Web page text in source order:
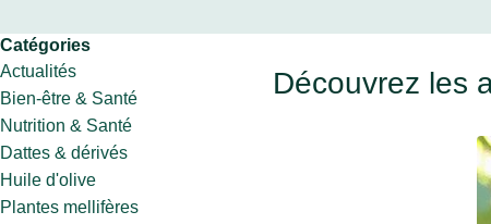
Catégories
Actualités
Bien-être & Santé
Nutrition & Santé
Dattes & dérivés
Huile d'olive
Plantes mellifères
Découvrez les